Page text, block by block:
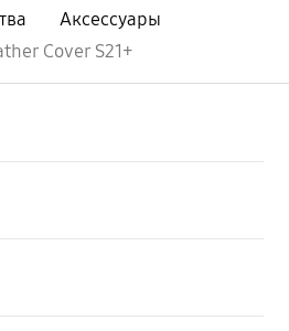
Аксессуары
Cover S21+